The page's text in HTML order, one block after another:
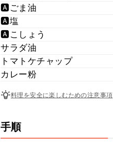
🅰️ごま油
🅰️塩
🅰️こしょう
サラダ油
トマトケチャップ
カレー粉
料理を安全に楽しむための注意事項
手順